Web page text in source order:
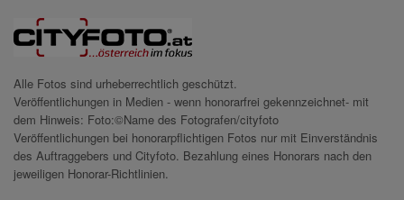
Alle Fotos sind urheberrechtlich geschützt.
Veröffentlichungen in Medien - wenn honorarfrei gekennzeichnet- mit
dem Hinweis: Foto:©Name des Fotografen/cityfoto
Veröffentlichungen bei honorarpflichtigen Fotos nur mit Einverständnis
des Auftraggebers und Cityfoto. Bezahlung eines Honorars nach den
jeweiligen Honorar-Richtlinien.